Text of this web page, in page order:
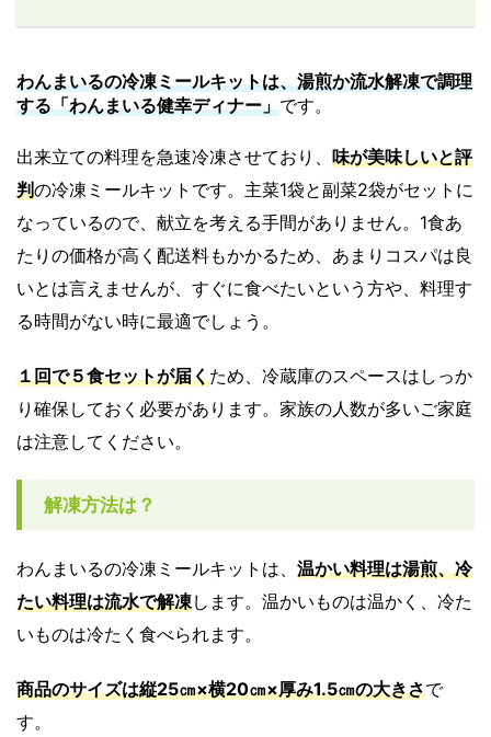
わんまいるの冷凍ミールキットは、湯煎か流水解凍で調理
する「わんまいる健幸ディナー」です。
出来立ての料理を急速冷凍させており、 味が美味しいと評
判の冷凍ミールキットです。主菜1袋と副菜2袋がセットに
なっているので、献立を考える手間がありません。1食あ
たりの価格が高く配送料もかかるため、あまりコスパは良
いとは言えませんが、すぐに食べたいという方や、料理す
る時間がない時に最適でしょう。
１回で５食セットが届くため、冷蔵庫のスペースはしっか
り確保しておく必要があります。家族の人数が多いご家庭
は注意してください。
解凍方法は？
わんまいるの冷凍ミールキットは、 温かい料理は湯煎、冷
たい料理は流水で解凍します。温かいものは温かく、冷た
いものは冷たく食べられます。
商品のサイズは縦25㎝×横20㎝×厚み1.5㎝の大きさで
す。